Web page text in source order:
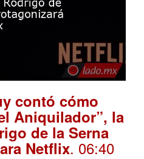
contó cómo
Aniquilador”, la
de la Serna
Netflix. 06:40